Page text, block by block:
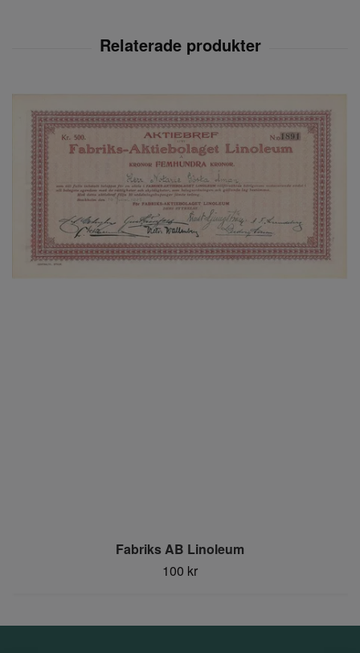
Fabriks AB Linoleum
100 kr